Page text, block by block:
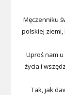
Męczenniku
polskiej ziemi,
Uproś nam
życia i
Tak, jak